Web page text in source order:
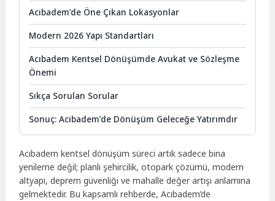
Acıbadem’de Öne Çıkan Lokasyonlar
Modern 2026 Yapı Standartları
Acıbadem Kentsel Dönüşümde Avukat ve Sözleşme
Önemi
Sıkça Sorulan Sorular
Sonuç: Acıbadem’de Dönüşüm Geleceğe Yatırımdır
Acıbadem kentsel dönüşüm süreci artık sadece bina
yenileme değil; planlı şehircilik, otopark çözümü, modern
altyapı, deprem güvenliği ve mahalle değer artışı anlamına
gelmektedir. Bu kapsamlı rehberde, Acıbadem’de